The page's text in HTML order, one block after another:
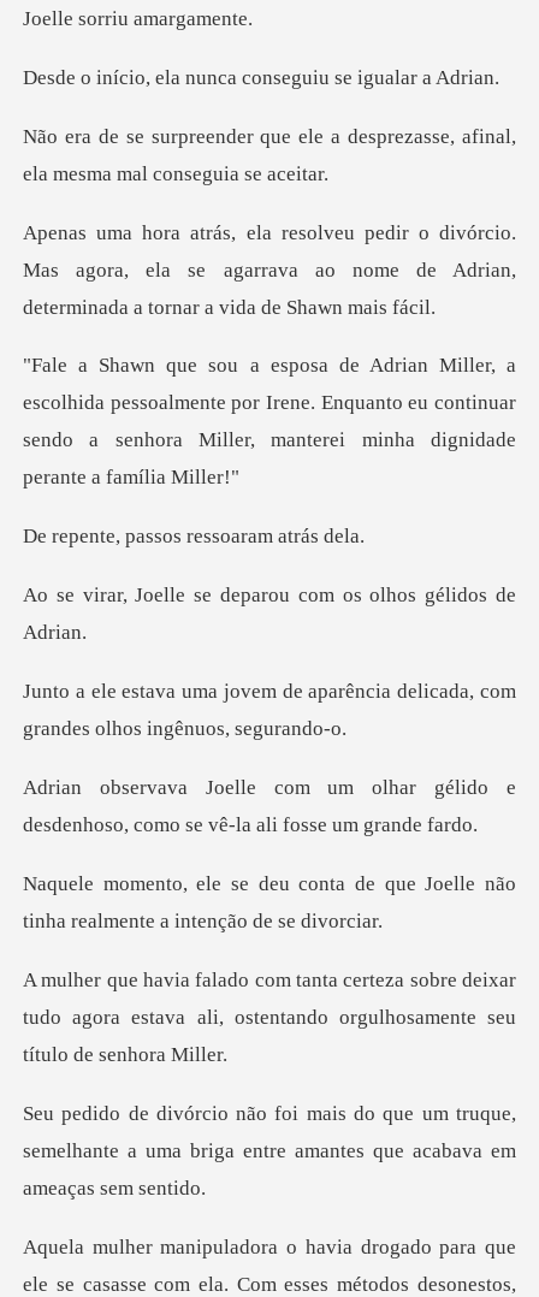
rriu amar
nunca conseguiu se
le a desprezasse, afinal,
ela m
cio.
Mas agora, ela se agarrava ao nome de Adrian
pessoalmente por Irene. Enquanto eu continuar
sendo a senho
assos ressoar
e deparou com os olho
aparência delicada, com
grande
har gélido e
desdenhoso, como se
a de que Joelle não
tinha realme
obre deixar
tudo agora estava ali, ostentando
um truque,
semelhante a uma briga entre a
ses métodos desonestos,